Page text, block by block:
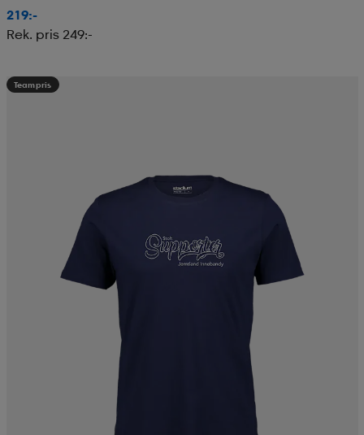
219:-
Rek. pris 249:-
Teampris